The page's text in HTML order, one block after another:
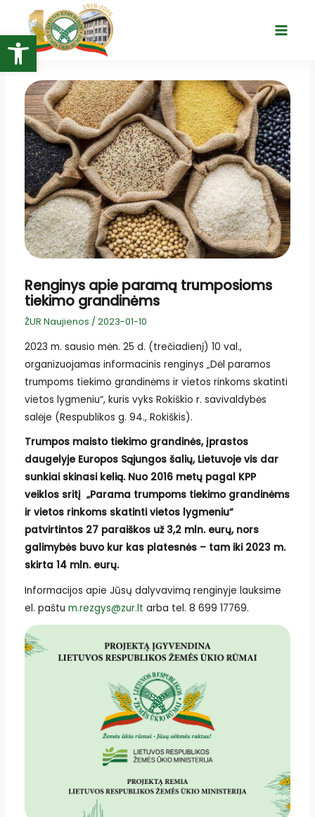
Open toolbar
turinio
Main
Renginys apie paramą trumposioms
tiekimo grandinėms
ŽUR Naujienos / 2023-01-10
2023 m. sausio mėn. 25 d. (trečiadienį) 10 val.,
organizuojamas informacinis renginys „Dėl paramos
trumpoms tiekimo grandinėms ir vietos rinkoms skatinti
vietos lygmeniu“, kuris vyks Rokiškio r. savivaldybės
salėje (Respublikos g. 94., Rokiškis).
Trumpos maisto tiekimo grandinės, įprastos
daugelyje Europos Sąjungos šalių, Lietuvoje vis dar
sunkiai skinasi kelią. Nuo 2016 metų pagal KPP
veiklos sritį „Parama trumpoms tiekimo grandinėms
ir vietos rinkoms skatinti vietos lygmeniu“
patvirtintos 27 paraiškos už 3,2 mln. eurų, nors
galimybės buvo kur kas platesnės – tam iki 2023 m.
skirta 14 mln. eurų.
Informacijos apie Jūsų dalyvavimą renginyje lauksime
el. paštu m.rezgys@zur.lt arba tel. 8 699 17769.